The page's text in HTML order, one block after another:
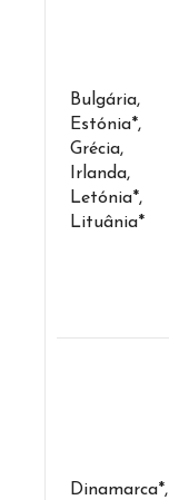
Bulgária,
Estónia*,
Grécia,
Irlanda,
Letónia*,
Lituânia*
Dinamarca*,